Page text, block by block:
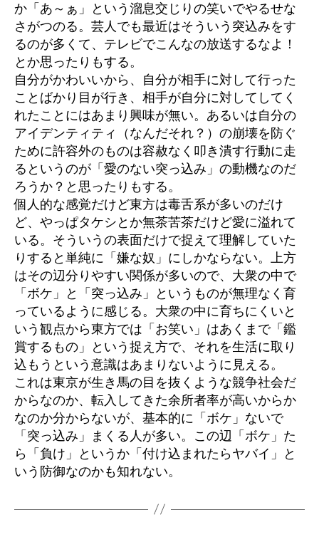
か「あ～ぁ」という溜息交じりの笑いでやるせな
さがつのる。芸人でも最近はそういう突込みをす
るのが多くて、テレビでこんなの放送するなよ！
とか思ったりもする。
自分がかわいいから、自分が相手に対して行った
ことばかり目が行き、相手が自分に対してしてく
れたことにはあまり興味が無い。あるいは自分の
アイデンティティ（なんだそれ？）の崩壊を防ぐ
ために許容外のものは容赦なく叩き潰す行動に走
るというのが「愛のない突っ込み」の動機なのだ
ろうか？と思ったりもする。
個人的な感覚だけど東方は毒舌系が多いのだけ
ど、やっぱタケシとか無茶苦茶だけど愛に溢れて
いる。そういうの表面だけで捉えて理解していた
りすると単純に「嫌な奴」にしかならない。上方
はその辺分りやすい関係が多いので、大衆の中で
「ボケ」と「突っ込み」というものが無理なく育
っているように感じる。大衆の中に育ちにくいと
いう観点から東方では「お笑い」はあくまで「鑑
賞するもの」という捉え方で、それを生活に取り
込もうという意識はあまりないように見える。
これは東京が生き馬の目を抜くような競争社会だ
からなのか、転入してきた余所者率が高いからか
なのか分からないが、基本的に「ボケ」ないで
「突っ込み」まくる人が多い。この辺「ボケ」た
ら「負け」というか「付け込まれたらヤバイ」と
いう防御なのかも知れない。